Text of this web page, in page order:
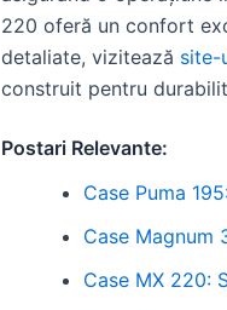
220 oferă un confort
detaliate, vizitează site-
construit pentru
Postari Relevante:
Case Puma
Case Magnum
Case MX 220: